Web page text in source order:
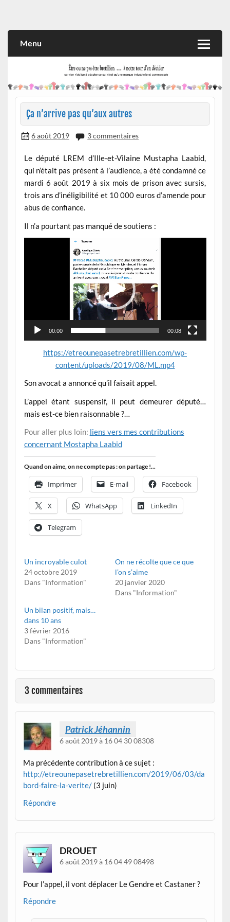
et commerciale
Menu
Ça n’arrive pas qu’aux autres
6 août 2019 3 commentaires
Le député LREM d’Ille-et-Vilaine Mustapha Laabid,
qui n’était pas présent à l’audience, a été condamné ce
mardi 6 août 2019 à six mois de prison avec sursis,
trois ans d’inéligibilité et 10 000 euros d’amende pour
abus de confiance.
Il n’a pourtant pas manqué de soutiens :
00:00 00:08
https://etreounepasetrebretillien.com/wp-
content/uploads/2019/08/ML.mp4
Son avocat a annoncé qu’il faisait appel.
L’appel étant suspensif, il peut demeurer député…
mais est-ce bien raisonnable ?…
Pour aller plus loin: liens vers mes contributions
concernant Mostapha Laabid
Quand on aime, on ne compte pas : on partage !...
Imprimer E-mail Facebook
X WhatsApp LinkedIn
Telegram
Un incroyable culot
24 octobre 2019
Dans "Information"
On ne récolte que ce que
l’on s’aime
20 janvier 2020
Dans "Information"
Un bilan positif, mais…
dans 10 ans
3 février 2016
Dans "Information"
3 commentaires
Patrick Jéhannin
6 août 2019 à 16 04 30 08308
Ma précédente contribution à ce sujet :
http://etreounepasetrebretillien.com/2019/06/03/da
bord-faire-la-verite/ (3 juin)
Répondre
DROUET
6 août 2019 à 16 04 49 08498
Pour l’appel, il vont déplacer Le Gendre et Castaner ?
Répondre